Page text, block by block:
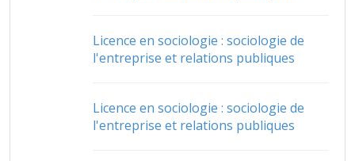
Licence en sociologie : sociologie de
l'entreprise et relations publiques
Licence en sociologie : sociologie de
l'entreprise et relations publiques